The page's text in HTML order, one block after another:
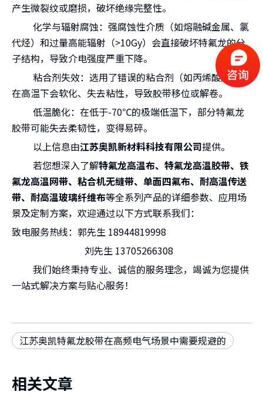
产生微裂纹或磨损，破坏绝缘完整性。
化学与辐射腐蚀：强腐蚀性介质（如熔融碱金属、氯
代烃）和过量高能辐射（>10⁴Gy）会直接破坏特氟龙的分
子结构，导致介电强度严重下降。
粘合剂失效：选用了错误的粘合剂（如丙烯酸胶），
在高温下会软化、失去粘性，导致胶带移位或解卷。
低温脆化：在低于-70℃的极端低温下，部分特氟龙
胶带可能失去柔韧性，变得易碎。
以上信息由江苏奥凯新材料科技有限公司提供。
若您想深入了解特氟龙高温布、特氟龙高温胶带、铁
氟龙高温网带、粘合机无缝带、单面四氟布、耐高温传送
带、耐高温玻璃纤维布等全系列产品的详细参数、应用场
景及定制方案，欢迎通过以下方式联系我们：
致电服务热线：郭先生 18944819998
刘先生 13705266308
我们始终秉持专业、诚信的服务理念，竭诚为您提供
一站式解决方案与贴心服务！
江苏奥凯特氟龙胶带在高频电气场景中需要规避的
相关文章